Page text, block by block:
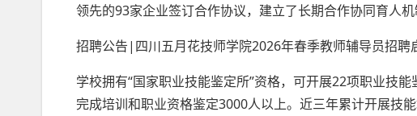
领先的93家企业签订合作协议，建立了长期合作协同育人机
招聘公告|四川五月花技师学院2026年春季教师辅导员招聘
学校拥有“国家职业技能鉴定所”资格，可开展22项职业技
完成培训和职业资格鉴定3000人以上。近三年累计开展技